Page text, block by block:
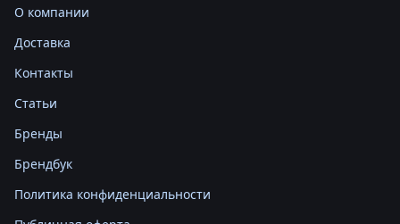
О компании
Доставка
Контакты
Статьи
Бренды
Брендбук
Политика конфиденциальности